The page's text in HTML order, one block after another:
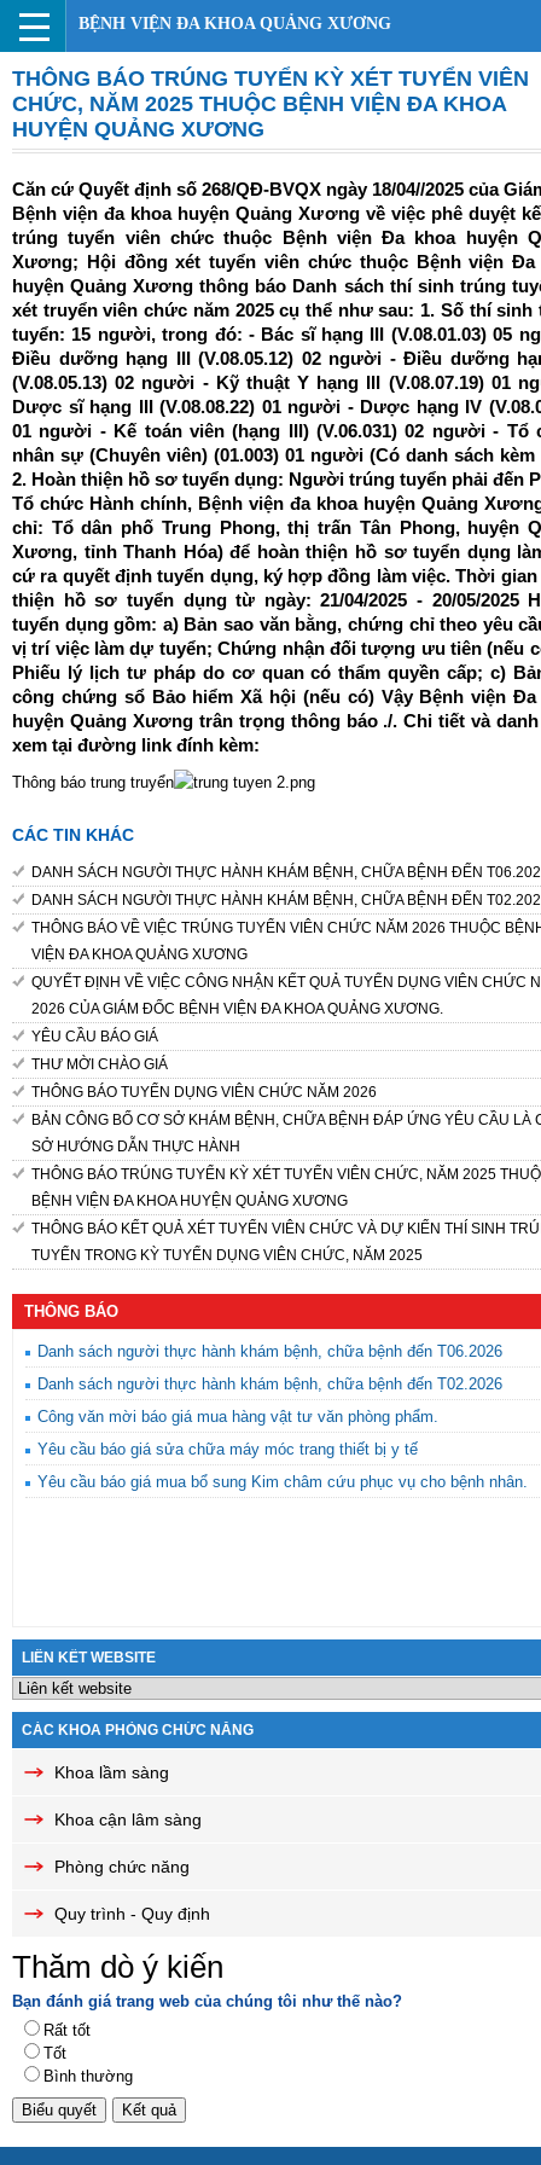
BỆNH VIỆN ĐA KHOA QUẢNG XƯƠNG
THÔNG BÁO TRÚNG TUYỂN KỲ XÉT TUYỂN VIÊN
CHỨC, NĂM 2025 THUỘC BỆNH VIỆN ĐA KHOA
HUYỆN QUẢNG XƯƠNG
Căn cứ Quyết định số 268/QĐ-BVQX ngày 18/04//2025 của
Bệnh viện đa khoa huyện Quảng Xương về việc phê duyệt
trúng tuyển viên chức thuộc Bệnh viện Đa khoa huyện
Xương; Hội đồng xét tuyển viên chức thuộc Bệnh viện Đa
huyện Quảng Xương thông báo Danh sách thí sinh trúng
xét truyển viên chức năm 2025 cụ thể như sau: 1. Số thí sinh
tuyển: 15 người, trong đó: - Bác sĩ hạng III (V.08.01.03) 05
Điều dưỡng hạng III (V.08.05.12) 02 người - Điều dưỡng
(V.08.05.13) 02 người - Kỹ thuật Y hạng III (V.08.07.19) 01
Dược sĩ hạng III (V.08.08.22) 01 người - Dược hạng IV
01 người - Kế toán viên (hạng III) (V.06.031) 02 người - Tổ
nhân sự (Chuyên viên) (01.003) 01 người (Có danh sách kèm
2. Hoàn thiện hồ sơ tuyển dụng: Người trúng tuyển phải đến
Tổ chức Hành chính, Bệnh viện đa khoa huyện Quảng
chỉ: Tổ dân phố Trung Phong, thị trấn Tân Phong, huyện
Xương, tỉnh Thanh Hóa) để hoàn thiện hồ sơ tuyển dụng
cứ ra quyết định tuyển dụng, ký hợp đồng làm việc. Thời gian
thiện hồ sơ tuyển dụng từ ngày: 21/04/2025 - 20/05/2025
tuyển dụng gồm: a) Bản sao văn bằng, chứng chỉ theo yêu
vị trí việc làm dự tuyển; Chứng nhận đối tượng ưu tiên (nếu
Phiếu lý lịch tư pháp do cơ quan có thẩm quyền cấp; c)
công chứng sổ Bảo hiểm Xã hội (nếu có) Vậy Bệnh viện Đa
huyện Quảng Xương trân trọng thông báo ./. Chi tiết và
xem tại đường link đính kèm:
Thông báo trung truyển
CÁC TIN KHÁC
DANH SÁCH NGƯỜI THỰC HÀNH KHÁM BỆNH, CHỮA BỆNH ĐẾN
DANH SÁCH NGƯỜI THỰC HÀNH KHÁM BỆNH, CHỮA BỆNH ĐẾN
THÔNG BÁO VỀ VIỆC TRÚNG TUYỂN VIÊN CHỨC NĂM 2026 THUỘC
VIỆN ĐA KHOA QUẢNG XƯƠNG
QUYẾT ĐỊNH VỀ VIỆC CÔNG NHẬN KẾT QUẢ TUYỂN DỤNG VIÊN CHỨC
2026 CỦA GIÁM ĐỐC BỆNH VIỆN ĐA KHOA QUẢNG XƯƠNG.
YÊU CẦU BÁO GIÁ
THƯ MỜI CHÀO GIÁ
THÔNG BÁO TUYỂN DỤNG VIÊN CHỨC NĂM 2026
BẢN CÔNG BỐ CƠ SỞ KHÁM BỆNH, CHỮA BỆNH ĐÁP ỨNG YÊU CẦU LÀ
SỞ HƯỚNG DẪN THỰC HÀNH
THÔNG BÁO TRÚNG TUYỂN KỲ XÉT TUYỂN VIÊN CHỨC, NĂM 2025
BỆNH VIỆN ĐA KHOA HUYỆN QUẢNG XƯƠNG
THÔNG BÁO KẾT QUẢ XÉT TUYỂN VIÊN CHỨC VÀ DỰ KIẾN THÍ SINH
TUYỂN TRONG KỲ TUYỂN DỤNG VIÊN CHỨC, NĂM 2025
THÔNG BÁO
Danh sách người thực hành khám bệnh, chữa bệnh đến T06.2026
Danh sách người thực hành khám bệnh, chữa bệnh đến T02.2026
Công văn mời báo giá mua hàng vật tư văn phòng phẩm.
Yêu cầu báo giá sửa chữa máy móc trang thiết bị y tế
Yêu cầu báo giá mua bổ sung Kim châm cứu phục vụ cho bệnh nhân.
LIÊN KẾT WEBSITE
CÁC KHOA PHÒNG CHỨC NĂNG
Khoa lầm sàng
Khoa cận lâm sàng
Phòng chức năng
Quy trình - Quy định
Thăm dò ý kiến
Bạn đánh giá trang web của chúng tôi như thế nào?
Rất tốt
Tốt
Bình thường